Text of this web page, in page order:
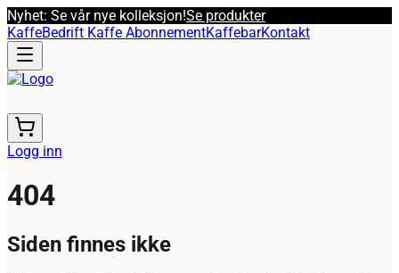
Nyhet: Se vår nye kolleksjon!Se produkter
KaffeBedrift Kaffe AbonnementKaffebarKontakt
Logg inn
404
Siden finnes ikke